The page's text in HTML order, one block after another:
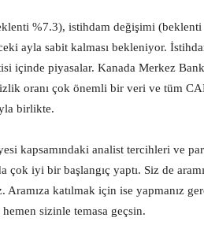
%7.3), istihdam değişimi
ayla sabit kalması bekleniyor.
içinde piyasalar. Kanada Merkez
oranı çok önemli bir veri ve tüm
birlikte.
kapsamındaki analist tercihleri ve
iyi bir başlangıç yaptı. Siz de
katılmak için ise yapmanız
sizinle temasa geçsin.